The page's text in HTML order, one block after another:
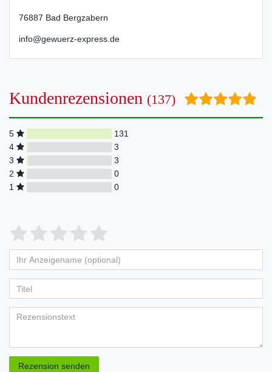
76887 Bad Bergzabern
info@gewuerz-express.de
Kundenrezensionen (137)
5
131
4
3
3
3
2
0
1
0
Bewertungssterne
von
5
Bewertungssternen
4
von
5
Bewertungssternen
3
von
5
Bewertungssternen
2
von
5
Bewertungssternen
1
von
5
Bewertungssternen
Anzeigename
(optional)
Rezension senden